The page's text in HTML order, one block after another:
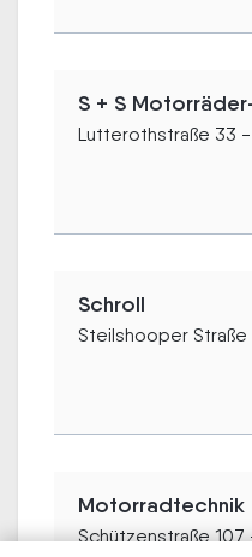
S + S
Lutterothstraße 33
Schroll
Steilshooper
Motorradtechnik
Schützenstraße 107